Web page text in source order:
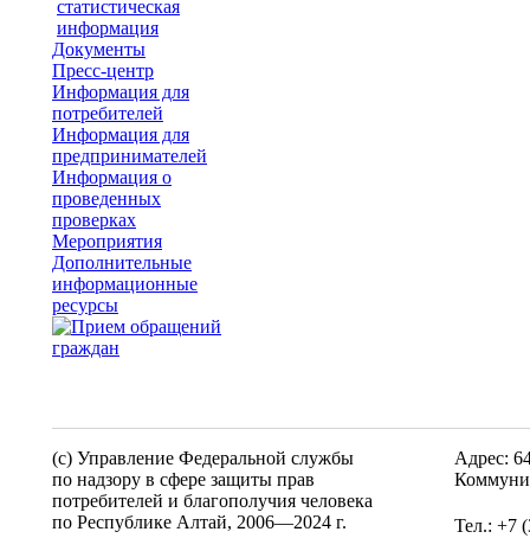
статистическая
информация
Документы
Пресс-центр
Информация для
потребителей
Информация для
предпринимателей
Информация о
проведенных
проверках
Мероприятия
Дополнительные
информационные
ресурсы
(c) Управление Федеральной службы
по надзору в сфере защиты прав
потребителей и благополучия человека
по Республике Алтай, 2006—2024 г.
Адрес:
Тел.: +7